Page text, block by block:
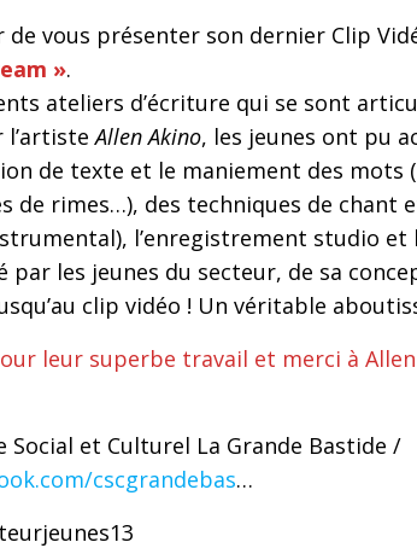
de vous présenter son dernier Clip
».
ateliers d’écriture qui se sont
l’artiste Allen Akino, les jeunes ont pu
de texte et le maniement des mots
de rimes…), des techniques de
l’enregistrement studio et
par les jeunes du secteur, de sa
clip vidéo ! Un véritable
leur superbe travail et merci à
Social et Culturel La Grande Bastide /
cscgrandebas…